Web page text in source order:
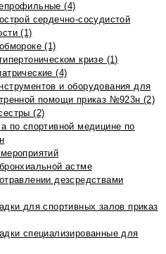
(4)
сердечно-сосудистой
(1)
(1)
кризе (1)
(4)
и оборудования для
помощи приказ №923н (2)
(2)
по спортивной медицине по
астме
дезсредствами
для спортивных залов приказ
специализированные для